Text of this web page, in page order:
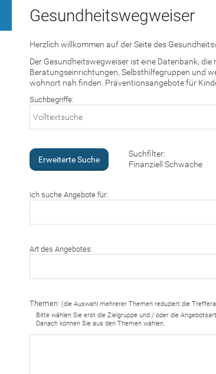
Gesundheitswegweiser
Herzlich willkommen auf der Seite des
Der Gesundheitswegweiser ist eine Datenbank,
Beratungseinrichtungen, Selbsthilfegruppen und
wohnort nah finden. Präventionsangebote für
Suchbegriffe:
Erweiterte Suche
Suchfilter:
Finanziell Schwache
Ich suche Angebote für:
Art des Angebotes:
Themen: (die Auswahl mehrerer Themen reduziert die
Bitte wählen Sie erst die Zielgruppe und / oder die
Danach können Sie aus den Themen wählen.